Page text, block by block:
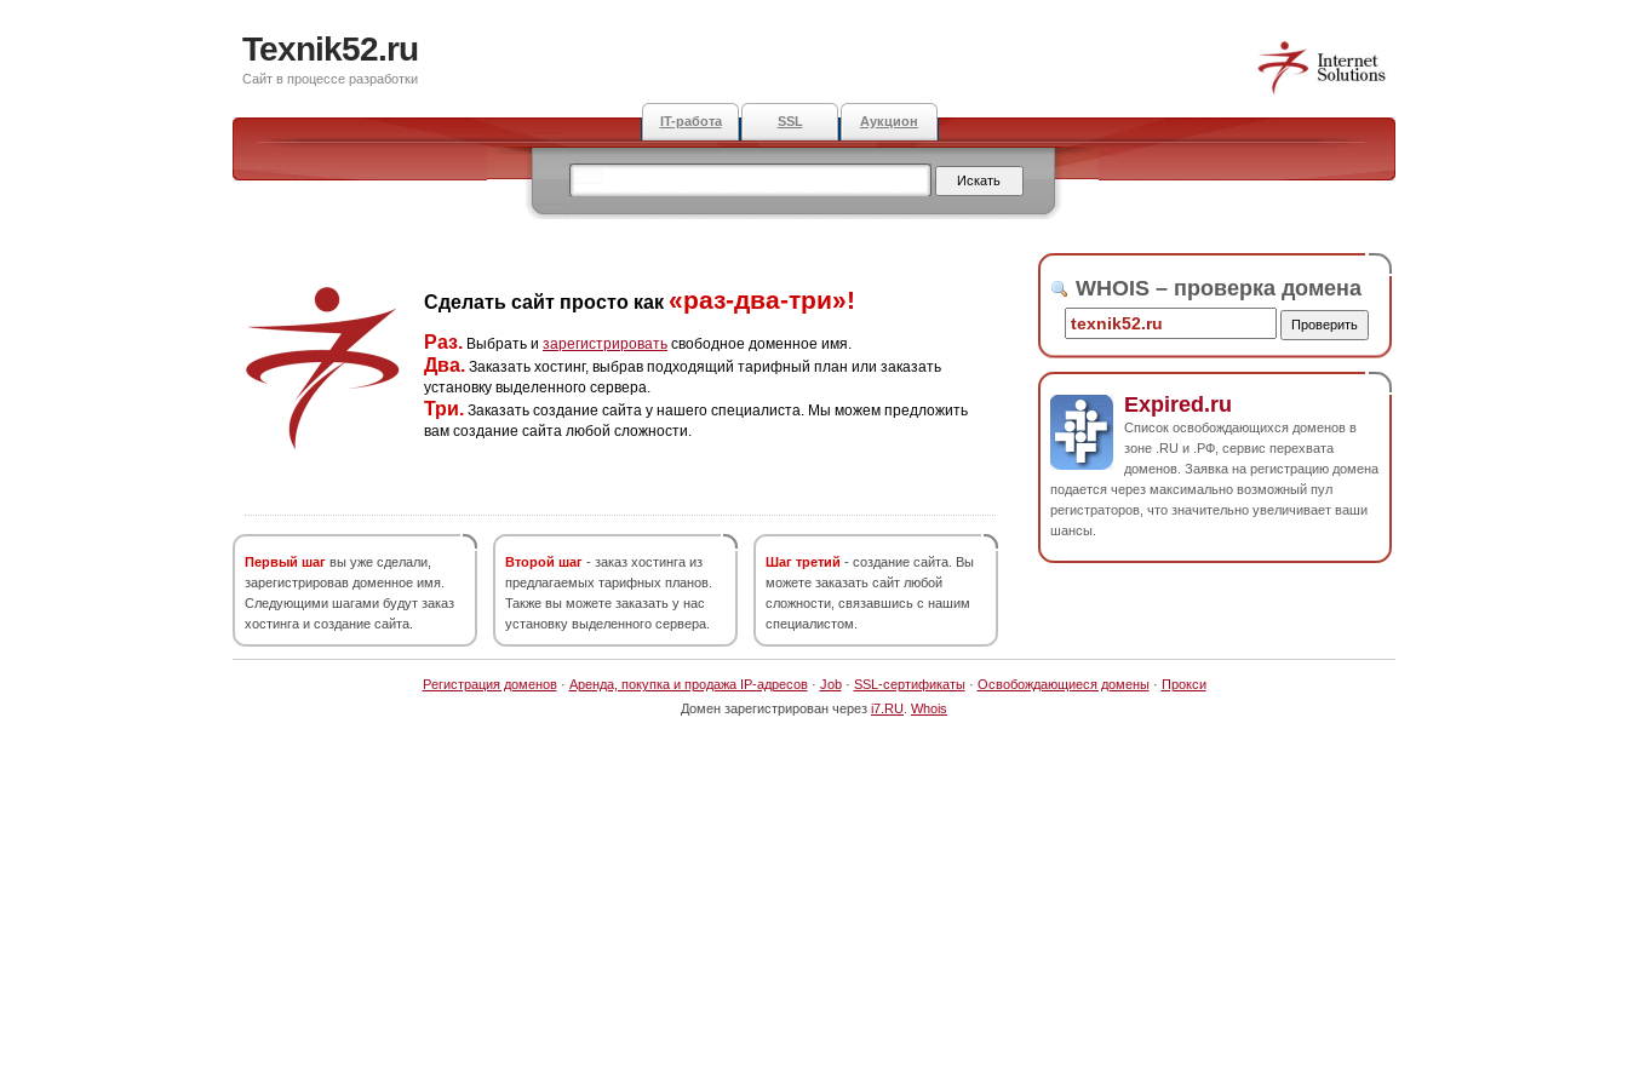
Texnik52.ru
Сайт в процессе разработки
IT-работа SSL Аукцион
Сделать сайт просто как «раз-два-три»!
Раз. Выбрать и зарегистрировать свободное доменное имя.
Два. Заказать хостинг, выбрав подходящий тарифный план или заказать
установку выделенного сервера.
Три. Заказать создание сайта у нашего специалиста. Мы можем предложить
вам создание сайта любой сложности.
Первый шаг вы уже сделали,
зарегистрировав доменное имя.
Следующими шагами будут заказ
хостинга и создание сайта.
Второй шаг - заказ хостинга из
предлагаемых тарифных планов.
Также вы можете заказать у нас
установку выделенного сервера.
Шаг третий - создание сайта. Вы
можете заказать сайт любой
сложности, связавшись с нашим
специалистом.
WHOIS – проверка домена
Expired.ru
Список освобождающихся доменов в
зоне .RU и .РФ, сервис перехвата
доменов. Заявка на регистрацию домена
подается через максимально возможный пул
регистраторов, что значительно увеличивает ваши
шансы.
Регистрация доменов· Аренда, покупка и продажа IP-адресов· Job· SSL-сертификаты· Освобождающиеся домены· Прокси
Домен зарегистрирован через i7.RU Whois